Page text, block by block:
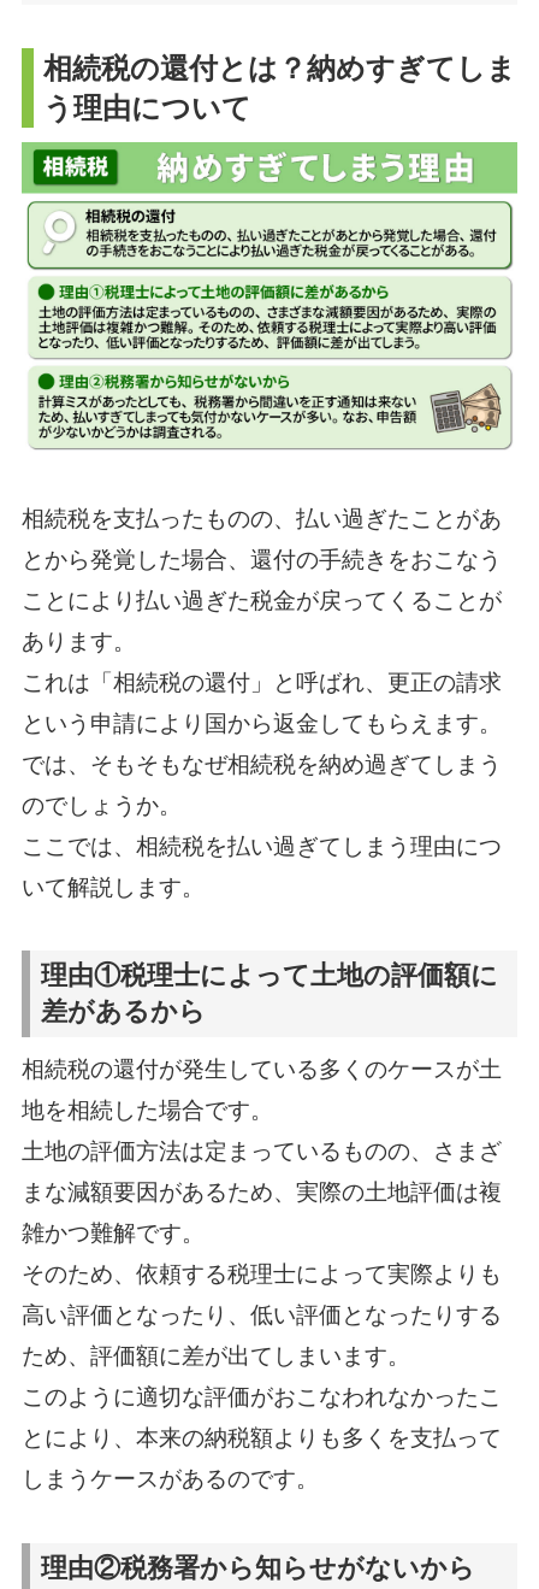
相続税の還付とは？納めすぎてしま
う理由について
相続税を支払ったものの、払い過ぎたことがあ
とから発覚した場合、還付の手続きをおこなう
ことにより払い過ぎた税金が戻ってくることが
あります。
これは「相続税の還付」と呼ばれ、更正の請求
という申請により国から返金してもらえます。
では、そもそもなぜ相続税を納め過ぎてしまう
のでしょうか。
ここでは、相続税を払い過ぎてしまう理由につ
いて解説します。
理由①税理士によって土地の評価額に
差があるから
相続税の還付が発生している多くのケースが土
地を相続した場合です。
土地の評価方法は定まっているものの、さまざ
まな減額要因があるため、実際の土地評価は複
雑かつ難解です。
そのため、依頼する税理士によって実際よりも
高い評価となったり、低い評価となったりする
ため、評価額に差が出てしまいます。
このように適切な評価がおこなわれなかったこ
とにより、本来の納税額よりも多くを支払って
しまうケースがあるのです。
理由②税務署から知らせがないから